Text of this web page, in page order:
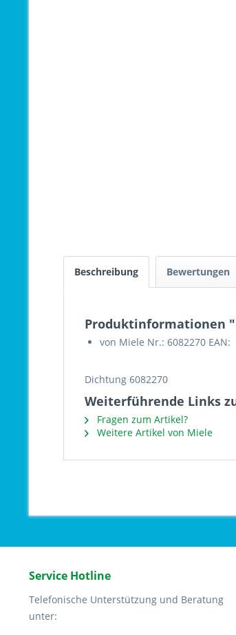
Beschreibung Bewertungen
Produktinformationen
von Miele Nr.: 6082270 EAN:
Dichtung 6082270
Weiterführende Links
Fragen zum Artikel?
Weitere Artikel von Miele
Service Hotline
Telefonische Unterstützung und Beratung
unter: